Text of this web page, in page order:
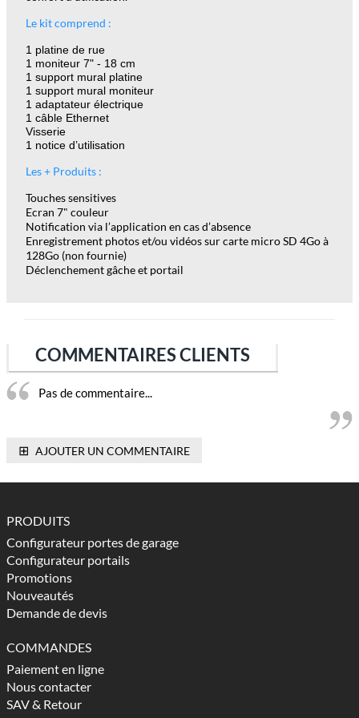
Le kit comprend :
1 platine de rue
1 moniteur 7" - 18 cm
1 support mural platine
1 support mural moniteur
1 adaptateur électrique
1 câble Ethernet
Visserie
1 notice d’utilisation
Les + Produits :
Touches sensitives
Ecran 7" couleur
Notification via l’application en cas d’absence
Enregistrement photos et/ou vidéos sur carte micro SD 4Go à
128Go (non fournie)
Déclenchement gâche et portail
COMMENTAIRES CLIENTS
Pas de commentaire...
⊞ AJOUTER UN COMMENTAIRE
PRODUITS
Configurateur portes de garage
Configurateur portails
Promotions
Nouveautés
Demande de devis
COMMANDES
Paiement en ligne
Nous contacter
SAV & Retour